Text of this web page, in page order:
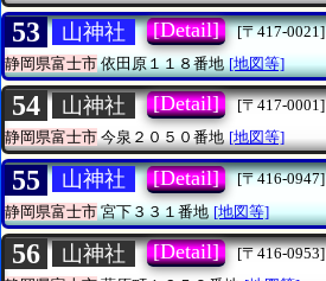
53 山神社 [Detail]
[〒417-0021]
静岡県富士市依田原１１８番地 [地図等]
54 山神社 [Detail]
[〒417-0001]
静岡県富士市今泉２０５０番地 [地図等]
55 山神社 [Detail]
[〒416-0947]
静岡県富士市宮下３３１番地 [地図等]
56 山神社 [Detail]
[〒416-0953]